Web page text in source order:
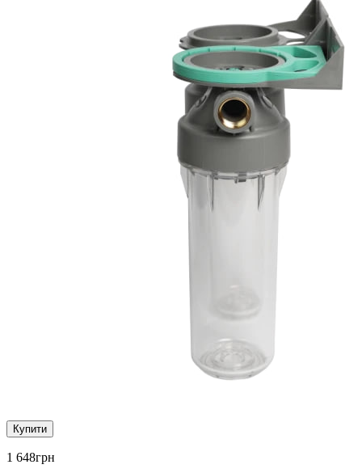
Купити
1 648грн